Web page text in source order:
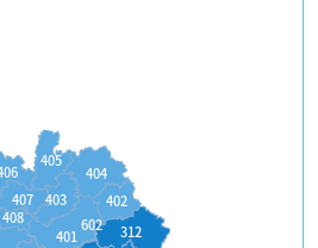
312
401
402
403
404
405
407
408
602